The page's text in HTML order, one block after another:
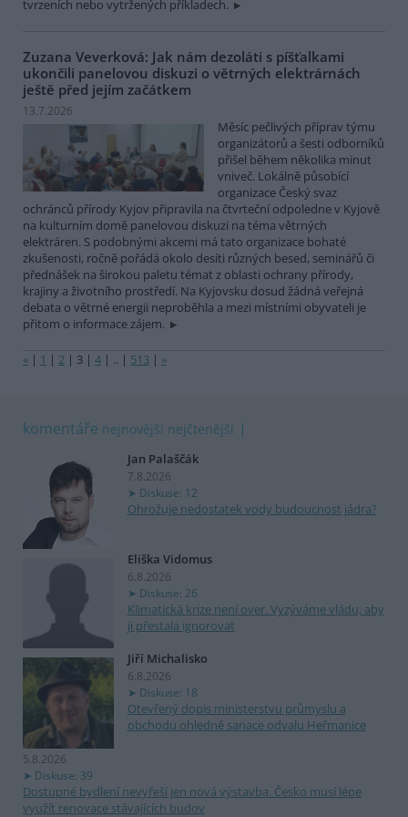
tvrzeních nebo vytržených příkladech.
Zuzana Veverková: Jak nám dezoláti s píšťalkami
ukončili panelovou diskuzi o větrných elektrárnách
ještě před jejím začátkem
13.7.2026
Měsíc pečlivých příprav týmu
organizátorů a šesti odborníků
přišel během několika minut
vniveč. Lokálně působící
organizace Český svaz
ochránců přírody Kyjov připravila na čtvrteční odpoledne v Kyjově
na kulturním domě panelovou diskuzi na téma větrných
elektráren. S podobnými akcemi má tato organizace bohaté
zkušenosti, ročně pořádá okolo desíti různých besed, seminářů či
přednášek na širokou paletu témat z oblasti ochrany přírody,
krajiny a životního prostředí. Na Kyjovsku dosud žádná veřejná
debata o větrné energii neproběhla a mezi místními obyvateli je
přitom o informace zájem.
« | 1 | 2 | 3 | 4 | .. | 513 | »
komentáře nejnovější nejčtenější
Jan Palaščák
7.8.2026
Diskuse: 12
Ohrožuje nedostatek vody budoucnost jádra?
Eliška Vidomus
6.8.2026
Diskuse: 26
Klimatická krize není over. Vyzýváme vládu, aby
ji přestala ignorovat
Jiří Michalisko
6.8.2026
Diskuse: 18
Otevřený dopis ministerstvu průmyslu a
obchodu ohledně sanace odvalu Heřmanice
5.8.2026
Diskuse: 39
Dostupné bydlení nevyřeší jen nová výstavba. Česko musí lépe
využít renovace stávajících budov